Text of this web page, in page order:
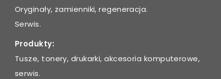
Oryginały, zamienniki, regeneracja.
Serwis.
Produkty:
Tusze, tonery, drukarki, akcesoria komputerowe,
serwis.